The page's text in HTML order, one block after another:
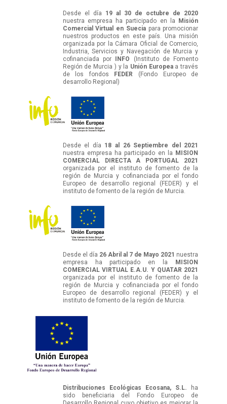
Desde el día 19 al 30 de octubre de 2020
nuestra empresa ha participado en la
Misión
Comercial Virtual en Sueciapara promocionar
nuestros productos en este país. Una misión
organizada por la Cámara Oficial de Comercio,
Industria, Servicios y Navegación de Murcia y
cofinanciada por
INFO (Instituto de Fomento
Región de Murcia ) y la Unión Europeaa través
de los fondos
FEDER
(Fondo Europeo de
desarrollo Regional)
Desde el día 18 al 26 Septiembre del 2021
nuestra empresa ha participado en la MISION
COMERCIAL DIRECTA A PORTUGAL 2021
organizada por el instituto de fomento de la
región de Murcia y cofinanciada por el fondo
Europeo de desarrollo regional (FEDER) y el
instituto de fomento de la región de Murcia.
Desde el día 26 Abril al 7 de Mayo 2021 nuestra
empresa ha participado en la MISION
COMERCIAL VIRTUAL E.A.U. Y QUATAR 2021
organizada por el instituto de fomento de la
región de Murcia y cofinanciada por el fondo
Europeo de desarrollo regional (FEDER) y el
instituto de fomento de la región de Murcia.
Distribuciones Ecológicas Ecosana, S.L. ha
sido beneficiaria del Fondo Europeo de